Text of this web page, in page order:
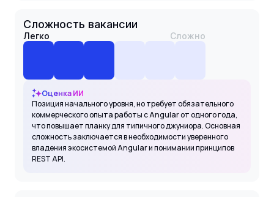
Сложность вакансии
Легко Сложно
Оценка ИИ
Позиция начального уровня, но требует обязательного
коммерческого опыта работы с Angular от одного года,
что повышает планку для типичного джуниора. Основная
сложность заключается в необходимости уверенного
владения экосистемой Angular и понимании принципов
REST API.